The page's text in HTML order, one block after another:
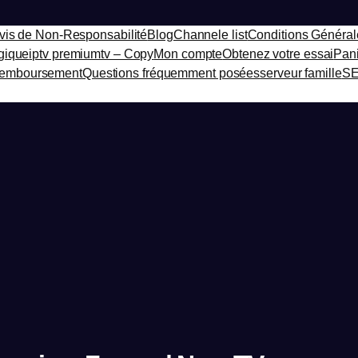
de Non-ResponsabilitéBlogChannele listConditions
iptv premiumtv – CopyMon compteObtenez votre essai
Questions fréquemment poséesserveur famille